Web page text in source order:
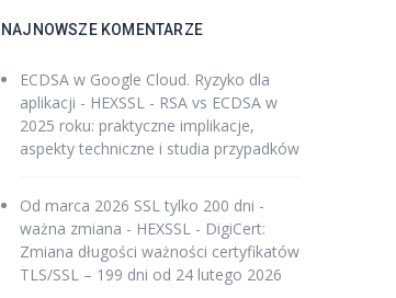
NAJNOWSZE KOMENTARZE
ECDSA w Google Cloud. Ryzyko dla
aplikacji - HEXSSL - RSA vs ECDSA w
2025 roku: praktyczne implikacje,
aspekty techniczne i studia przypadków
Od marca 2026 SSL tylko 200 dni -
ważna zmiana - HEXSSL - DigiCert:
Zmiana długości ważności certyfikatów
TLS/SSL – 199 dni od 24 lutego 2026